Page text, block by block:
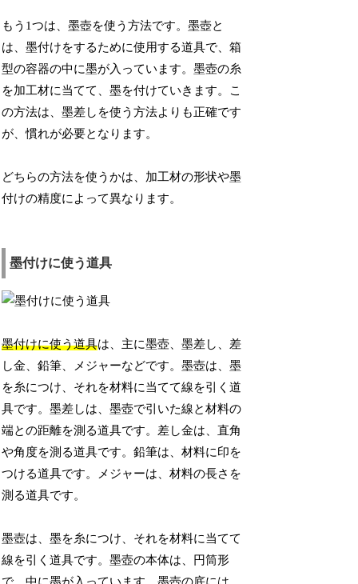
もう1つは、墨壺を使う方法です。墨壺と
は、墨付けをするために使用する道具で、箱
型の容器の中に墨が入っています。墨壺の糸
を加工材に当てて、墨を付けていきます。こ
の方法は、墨差しを使う方法よりも正確です
が、慣れが必要となります。
どちらの方法を使うかは、加工材の形状や墨
付けの精度によって異なります。
墨付けに使う道具
墨付けに使う道具は、主に墨壺、墨差し、差
し金、鉛筆、メジャーなどです。墨壺は、墨
を糸につけ、それを材料に当てて線を引く道
具です。墨差しは、墨壺で引いた線と材料の
端との距離を測る道具です。差し金は、直角
や角度を測る道具です。鉛筆は、材料に印を
つける道具です。メジャーは、材料の長さを
測る道具です。
墨壺は、墨を糸につけ、それを材料に当てて
線を引く道具です。墨壺の本体は、円筒形